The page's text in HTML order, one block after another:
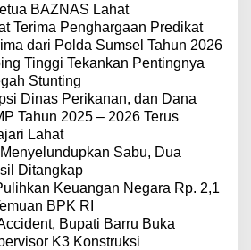
BAZNAS Lahat
Terima Penghargaan Predikat
dari Polda Sumsel Tahun 2026
Tinggi Tekankan Pentingnya
Stunting
Dinas Perikanan, dan Dana
Tahun 2025 – 2026 Terus
Lahat
Sabu, Dua
Ditangkap
Keuangan Negara Rp. 2,1
BPK RI
Bupati Barru Buka
K3 Konstruksi